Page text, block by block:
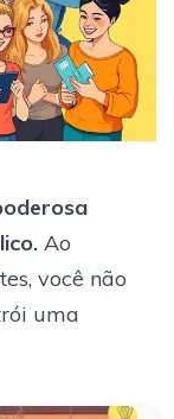
Ao
você não
uma